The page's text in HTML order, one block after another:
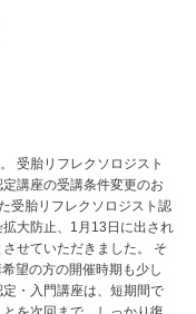
受胎リフレクソロジスト
講座の受講条件変更のお
受胎リフレクソロジスト認
大防止、1月13日に出され
せていただきました。 そ
望の方の開催時期も少し
・入門講座は、短期間で